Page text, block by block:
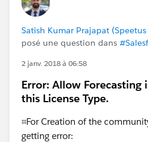
Satish Kumar Prajapat
posé une question dans
2 janv. 2018 à 06:58
Error: Allow
this License Type.
⌗For Creation of the
getting error: